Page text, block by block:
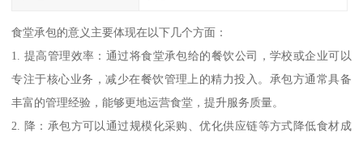
食堂承包的意义主要体现在以下几个方面：
1. 提高管理效率：通过将食堂承包给的餐饮公司，学校或企业可以
专注于核心业务，减少在餐饮管理上的精力投入。承包方通常具备
丰富的管理经验，能够更地运营食堂，提升服务质量。
2. 降：承包方可以通过规模化采购、优化供应链等方式降低食材成